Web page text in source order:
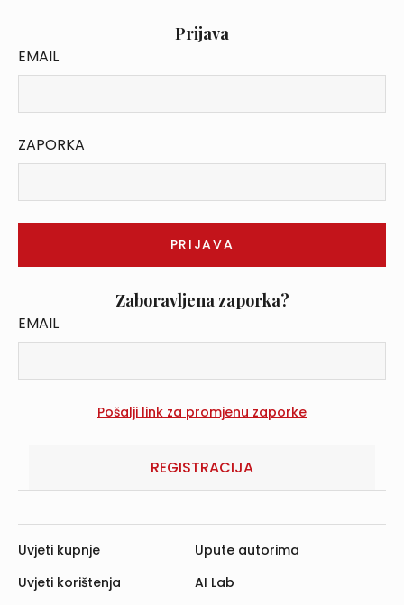
Prijava
EMAIL
ZAPORKA
Zaboravljena zaporka?
EMAIL
REGISTRACIJA
Uvjeti kupnje
Uvjeti korištenja
Upute autorima
AI Lab